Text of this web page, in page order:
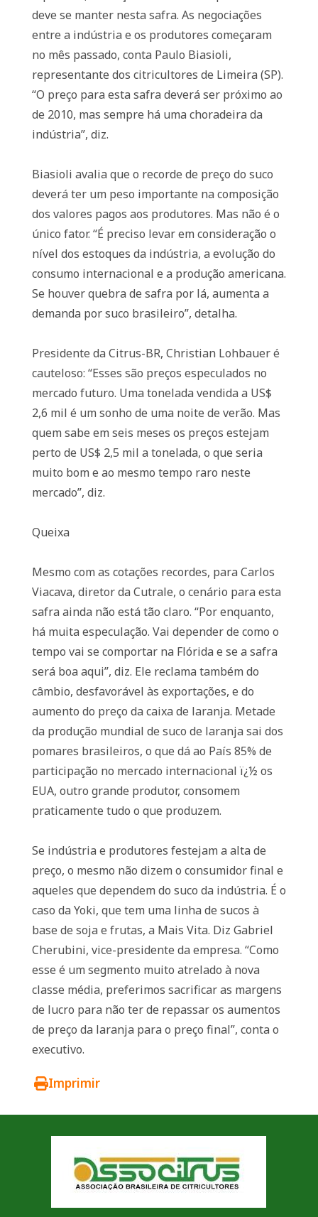
deve se manter nesta safra. As negociações
entre a indústria e os produtores começaram
no mês passado, conta Paulo Biasioli,
representante dos citricultores de Limeira (SP).
“O preço para esta safra deverá ser próximo ao
de 2010, mas sempre há uma choradeira da
indústria”, diz.
Biasioli avalia que o recorde de preço do suco
deverá ter um peso importante na composição
dos valores pagos aos produtores. Mas não é o
único fator. “É preciso levar em consideração o
nível dos estoques da indústria, a evolução do
consumo internacional e a produção americana.
Se houver quebra de safra por lá, aumenta a
demanda por suco brasileiro”, detalha.
Presidente da Citrus-BR, Christian Lohbauer é
cauteloso: “Esses são preços especulados no
mercado futuro. Uma tonelada vendida a US$
2,6 mil é um sonho de uma noite de verão. Mas
quem sabe em seis meses os preços estejam
perto de US$ 2,5 mil a tonelada, o que seria
muito bom e ao mesmo tempo raro neste
mercado”, diz.
Queixa
Mesmo com as cotações recordes, para Carlos
Viacava, diretor da Cutrale, o cenário para esta
safra ainda não está tão claro. “Por enquanto,
há muita especulação. Vai depender de como o
tempo vai se comportar na Flórida e se a safra
será boa aqui”, diz. Ele reclama também do
câmbio, desfavorável às exportações, e do
aumento do preço da caixa de laranja. Metade
da produção mundial de suco de laranja sai dos
pomares brasileiros, o que dá ao País 85% de
participação no mercado internacional ï¿½ os
EUA, outro grande produtor, consomem
praticamente tudo o que produzem.
Se indústria e produtores festejam a alta de
preço, o mesmo não dizem o consumidor final e
aqueles que dependem do suco da indústria. É o
caso da Yoki, que tem uma linha de sucos à
base de soja e frutas, a Mais Vita. Diz Gabriel
Cherubini, vice-presidente da empresa. “Como
esse é um segmento muito atrelado à nova
classe média, preferimos sacrificar as margens
de lucro para não ter de repassar os aumentos
de preço da laranja para o preço final”, conta o
executivo.
Imprimir